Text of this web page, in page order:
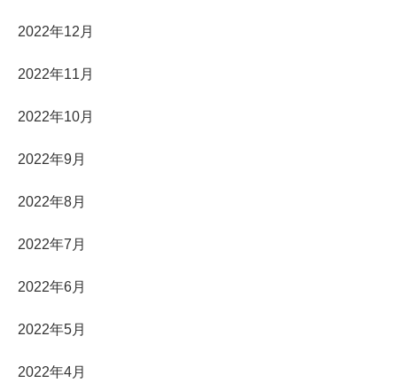
2022年12月
2022年11月
2022年10月
2022年9月
2022年8月
2022年7月
2022年6月
2022年5月
2022年4月